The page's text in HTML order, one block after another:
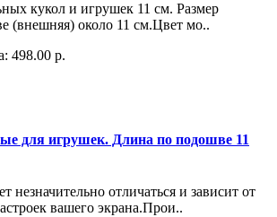
кукол и игрушек 11 см. Размер
(внешняя) около 11 см.Цвет мо..
498.00 р.
для игрушек. Длина по подошве 11
незначительно отличаться и зависит от
вашего экрана.Прои..